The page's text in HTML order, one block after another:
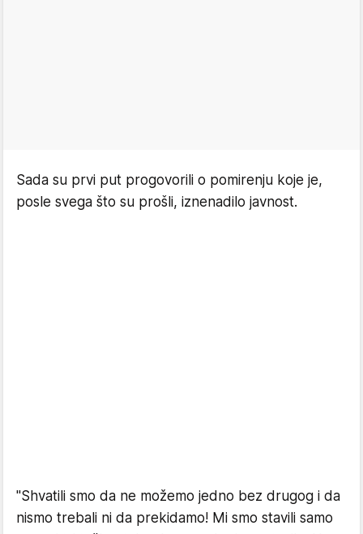
Sada su prvi put progovorili o pomirenju koje je,
posle svega što su prošli, iznenadilo javnost.
"Shvatili smo da ne možemo jedno bez drugog i da
nismo trebali ni da prekidamo! Mi smo stavili samo